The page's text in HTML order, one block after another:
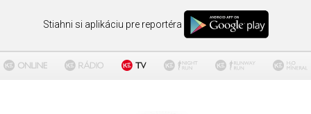
Stiahni si aplikáciu pre reportéra